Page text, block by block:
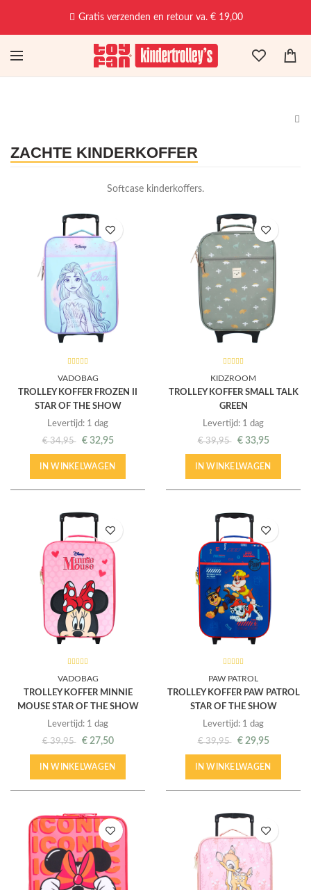
Vandaag besteld, dinsdag in huis!
ZACHTE KINDERKOFFER
Softcase kinderkoffers.
VADOBAG
TROLLEY KOFFER FROZEN II
STAR OF THE SHOW
Levertijd: 1 dag
€34,95 € 32,95
IN WINKELWAGEN
KIDZROOM
TROLLEY KOFFER SMALL TALK
GREEN
Levertijd: 1 dag
€39,95 € 33,95
IN WINKELWAGEN
VADOBAG
TROLLEY KOFFER MINNIE
MOUSE STAR OF THE SHOW
Levertijd: 1 dag
€39,95 € 27,50
IN WINKELWAGEN
PAW PATROL
TROLLEY KOFFER PAW PATROL
STAR OF THE SHOW
Levertijd: 1 dag
€39,95 € 29,95
IN WINKELWAGEN